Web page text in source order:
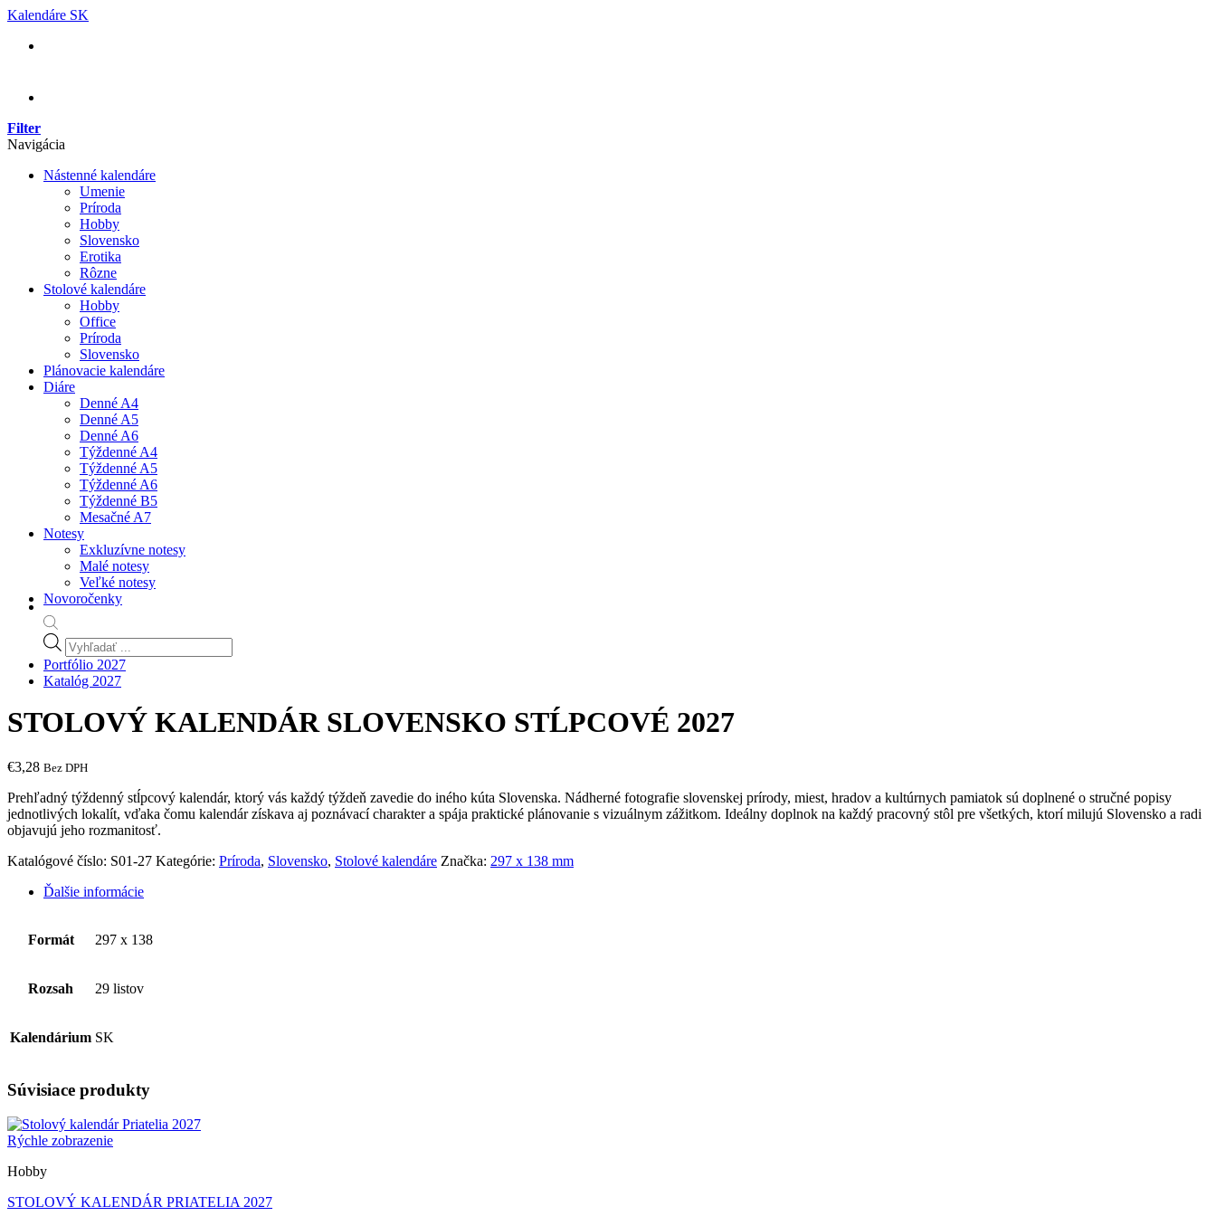
Skip
content
Kalendáre SK
Products
search
Portfólio 2027
Katalóg 2027
Filter
Navigácia
Nástenné kalendáre
Umenie
Príroda
Hobby
Slovensko
Erotika
Rôzne
Stolové kalendáre
Hobby
Office
Príroda
Slovensko
Plánovacie kalendáre
Diáre
Denné A4
Denné A5
Denné A6
Týždenné A4
Týždenné A5
Týždenné A6
Týždenné B5
Mesačné A7
Notesy
Exkluzívne notesy
Malé notesy
Veľké notesy
Novoročenky
STOLOVÝ KALENDÁR SLOVENSKO STĹPCOVÉ 2027
€3,28 Bez DPH
Prehľadný týždenný stĺpcový kalendár, ktorý vás každý týždeň zavedie do iného kúta Slovenska. Nádherné fotografie slovenskej prírody, miest, hradov a kultúrnych pamiatok sú doplnené o stručné popisy
jednotlivých lokalít, vďaka čomu kalendár získava aj poznávací charakter a spája praktické plánovanie s vizuálnym zážitkom. Ideálny doplnok na každý pracovný stôl pre všetkých, ktorí milujú Slovensko a radi
objavujú jeho rozmanitosť.
Katalógové číslo: S01-27 Kategórie: Príroda, Slovensko, Stolové kalendáre Značka: 297 x 138 mm
Ďalšie informácie
Formát 297 x 138
Rozsah 29 listov
Kalendárium SK
Súvisiace produkty
Rýchle zobrazenie
Hobby
STOLOVÝ KALENDÁR PRIATELIA 2027